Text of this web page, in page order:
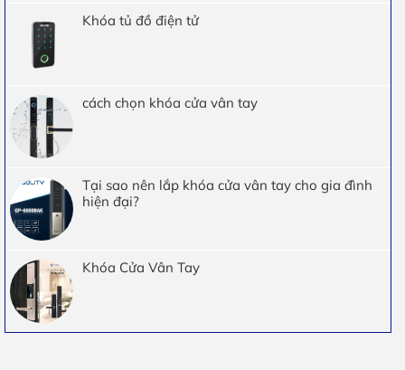
Khóa tủ đồ điện tử
cách chọn khóa cửa vân tay
Tại sao nên lắp khóa cửa vân tay cho gia đình
hiện đại?
Khóa Cửa Vân Tay